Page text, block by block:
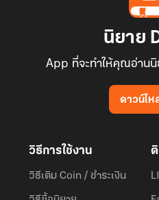
นิยาย
App ที่จะทำให้คุณอ่านนิ
ดาวน์โห
วิธีการใช้งาน
วิธีเติม Coin / ชำระเงิน